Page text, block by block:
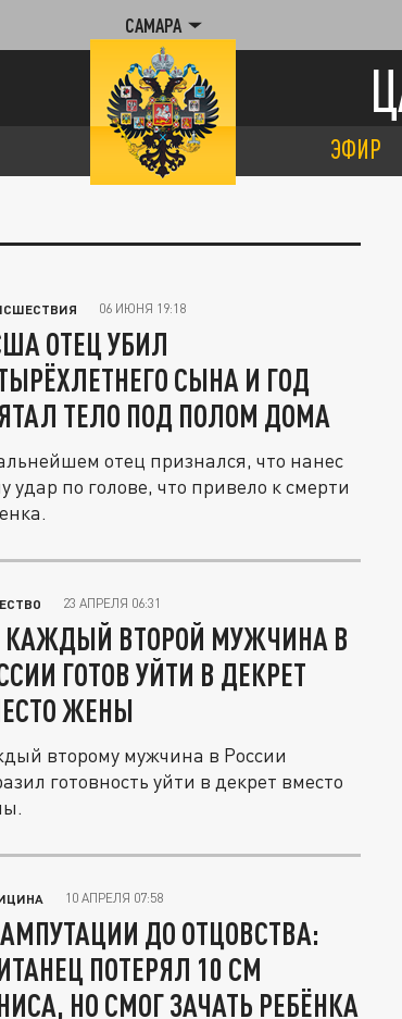
САМАРА
ЭФИР
06 ИЮНЯ 19:18
ОТЕЦ УБИЛ
СЫНА И ГОД
ТЕЛО ПОД ПОЛОМ ДОМА
отец признался, что нанес
удар по голове, что привело к смерти
23 АПРЕЛЯ 06:31
КАЖДЫЙ ВТОРОЙ МУЖЧИНА В
ГОТОВ УЙТИ В ДЕКРЕТ
ЖЕНЫ
второму мужчина в России
готовность уйти в декрет вместо
10 АПРЕЛЯ 07:58
ДО ОТЦОВСТВА:
ПОТЕРЯЛ 10 СМ
НО СМОГ ЗАЧАТЬ РЕБЁНКА